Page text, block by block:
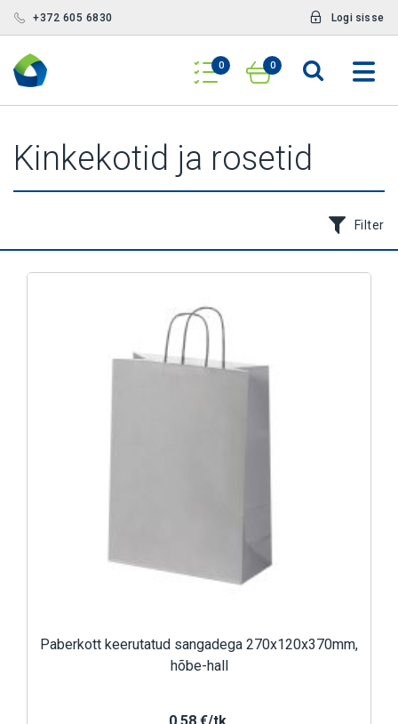
+372 605 6830 Logi sisse
0 0
Kinkekotid ja rosetid
Filter
Paberkott keerutatud sangadega 270x120x370mm,
hõbe-hall